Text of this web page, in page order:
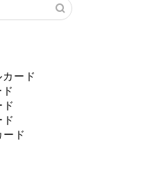
ード
ード